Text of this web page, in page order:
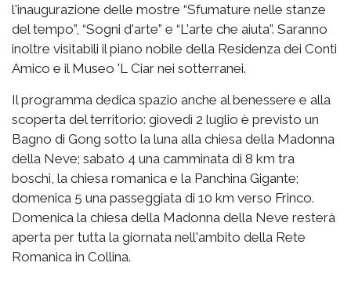
l'inaugurazione delle mostre “Sfumature nelle stanze
del tempo”, “Sogni d'arte” e “L'arte che aiuta”. Saranno
inoltre visitabili il piano nobile della Residenza dei Conti
Amico e il Museo 'L Ciar nei sotterranei.
Il programma dedica spazio anche al benessere e alla
scoperta del territorio: giovedì 2 luglio è previsto un
Bagno di Gong sotto la luna alla chiesa della Madonna
della Neve; sabato 4 una camminata di 8 km tra
boschi, la chiesa romanica e la Panchina Gigante;
domenica 5 una passeggiata di 10 km verso Frinco.
Domenica la chiesa della Madonna della Neve resterà
aperta per tutta la giornata nell'ambito della Rete
Romanica in Collina.